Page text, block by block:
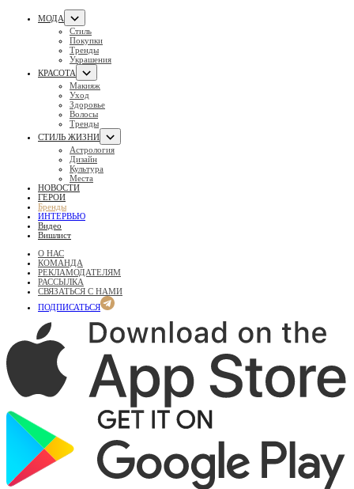
МОДА
Стиль
Покупки
Тренды
Украшения
КРАСОТА
Макияж
Уход
Здоровье
Волосы
Тренды
СТИЛЬ ЖИЗНИ
Астрология
Дизайн
Культура
Места
НОВОСТИ
ГЕРОИ
Бренды
ИНТЕРВЬЮ
Видео
Вишлист
О НАС
КОМАНДА
РЕКЛАМОДАТЕЛЯМ
РАССЫЛКА
СВЯЗАТЬСЯ С НАМИ
ПОДПИСАТЬСЯ